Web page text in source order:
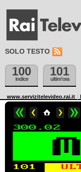
SOLO TESTO
100
indice
101
ultim'ora
www.servizitelevideo.rai.it